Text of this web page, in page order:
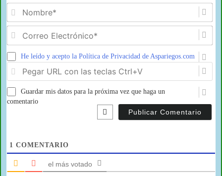
He leído y acepto la Política de Privacidad de Aspariegos.com
Guardar mis datos para la próxima vez que haga un
comentario
1 COMENTARIO
el más votado